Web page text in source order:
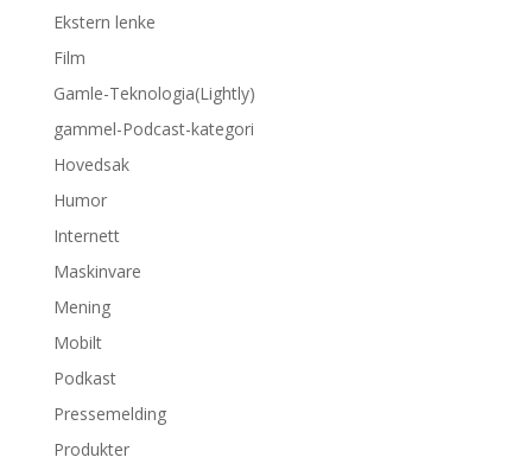
Ekstern lenke
Film
Gamle-Teknologia(Lightly)
gammel-Podcast-kategori
Hovedsak
Humor
Internett
Maskinvare
Mening
Mobilt
Podkast
Pressemelding
Produkter